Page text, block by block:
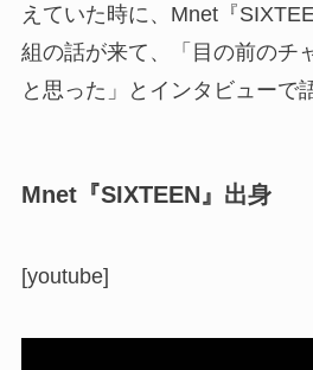
えていた時に、Mnet『
組の話が来て、「目の前のチ
と思った」とインタビューで
Mnet『SIXTEEN』出身
[youtube]